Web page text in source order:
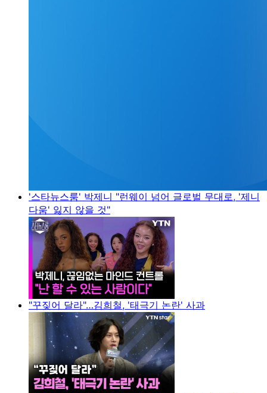
'스타뉴스룸' 박제니 "런웨이 넘어 글로벌 무대로, '제니
다움' 잃지 않을 것"
"꾸짖어 달라"…김희철, '태극기 논란' 사과